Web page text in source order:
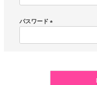
必
パスワード
必